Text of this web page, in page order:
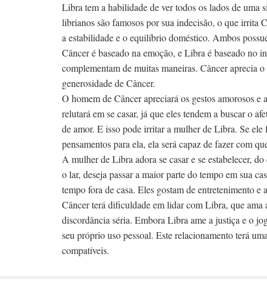
Libra tem a habilidade de ver todos os lados de uma
librianos são famosos por sua indecisão, o que irrita
a estabilidade e o equilíbrio doméstico. Ambos
Câncer é baseado na emoção, e Libra é baseado no
complementam de muitas maneiras. Câncer aprecia
generosidade de Câncer.
O homem de Câncer apreciará os gestos amorosos
relutará em se casar, já que eles tendem a buscar o
de amor. E isso pode irritar a mulher de Libra. Se ele
pensamentos para ela, ela será capaz de fazer com
A mulher de Libra adora se casar e se estabelecer,
o lar, deseja passar a maior parte do tempo em sua
tempo fora de casa. Eles gostam de entretenimento
Câncer terá dificuldade em lidar com Libra, que ama
discordância séria. Embora Libra ame a justiça e o
seu próprio uso pessoal. Este relacionamento terá
compatíveis.